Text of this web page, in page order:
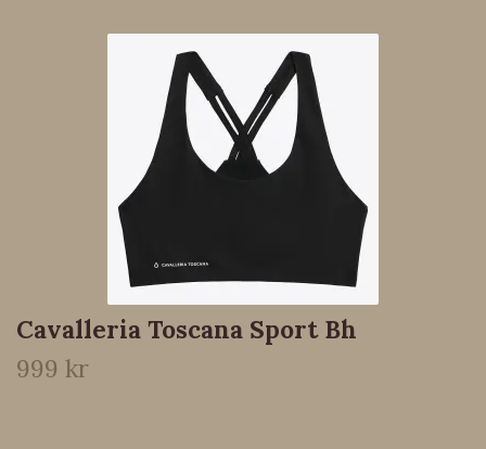
Cavalleria Toscana Sport Bh
999 kr